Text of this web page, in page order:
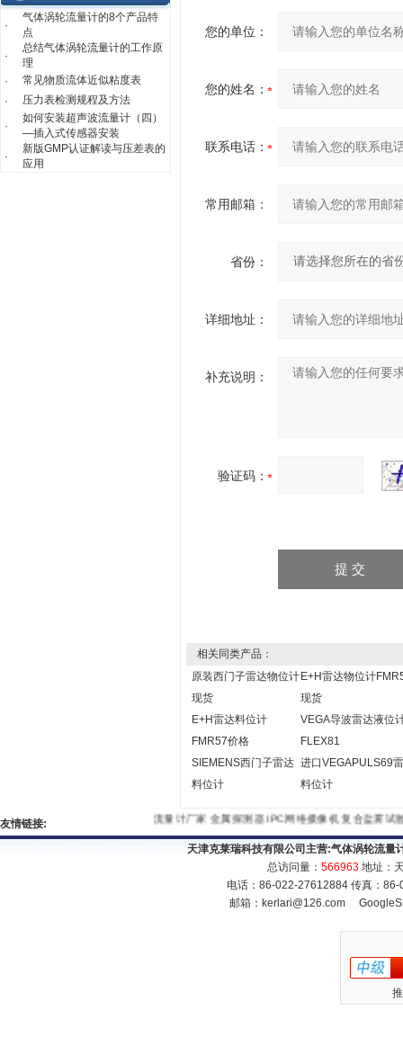
·
气体涡轮流量计的8个产品特
点
·
总结气体涡轮流量计的工作原
理
·
常见物质流体近似粘度表
·
压力表检测规程及方法
·
如何安装超声波流量计（四）
—插入式传感器安装
·
新版GMP认证解读与压差表的
应用
您的单位：
您的姓名：
联系电话：
常用邮箱：
省份：
详细地址：
补充说明：
验证码：
相关同类产品：
原装西门子雷达物位计
现货
E+H雷达物位计
现货
E+H雷达料位计
FMR57价格
VEGA导波雷达液位
FLEX81
SIEMENS西门子雷达
料位计
进口VEGAPULS69
料位计
友情链接: 流量计厂家金属探测器IPC网络摄像机 复合盐雾
天津克莱瑞科技有限公司主营:气体涡轮流量
总访问量： 566963 地址：
电话：86-022-27612884 传真：
邮箱： kerlari@126.com